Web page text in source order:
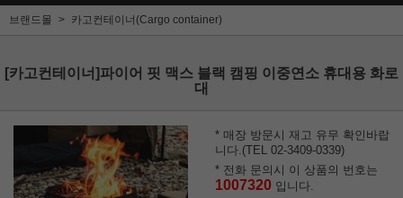
브랜드몰 카고컨테이너(Cargo container)
[카고컨테이너]파이어 핏 맥스 블랙 캠핑 이중연소 휴대용 화로
대
* 매장 방문시 재고 유무 확인바랍
니다.(TEL 02-3409-0339)
* 전화 문의시 이 상품의 번호는
1007320 입니다.